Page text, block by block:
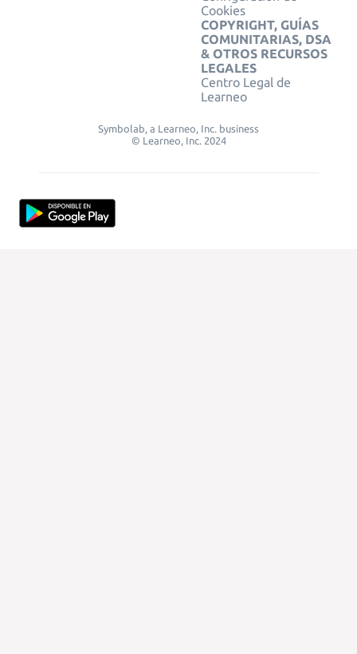
Cookies
COPYRIGHT, GUÍAS
COMUNITARIAS, DSA
& OTROS RECURSOS
LEGALES
Centro Legal de
Learneo
Symbolab, a Learneo, Inc. business
© Learneo, Inc. 2024